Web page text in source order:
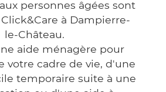
personnes âgées sont
à Dampierre-
le-Château.
aide ménagère pour
votre cadre de vie, d'une
temporaire suite à une